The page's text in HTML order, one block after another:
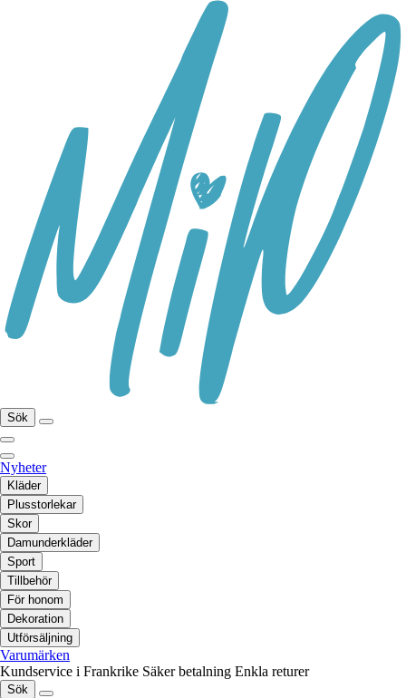
Sök
Nyheter
Kläder
Plusstorlekar
Skor
Damunderkläder
Sport
Tillbehör
För honom
Dekoration
Utförsäljning
Varumärken
Kundservice i Frankrike Säker betalning Enkla returer
Sök